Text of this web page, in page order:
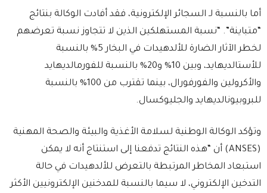
أما بالنسبة لـ السجائر الإلكترونية، فقد أفادت الوكالة بنتائج
“متباينة”. “نسبة المستهلكين الذين لا تتجاوز نسبة تعرضهم
لخطر الآثار الضارة للألدهيدات في البخار 5% بالنسبة
للأستالديهايد، وبين 10% و20% بالنسبة للفورمالديهايد
والأكرولين والفورفورال، بينما تقترب من 100% بالنسبة
للبروبيونالديهايد والجليوكسال.
وتؤكد الوكالة الوطنية لسلامة الأغذية والبيئة والصحة المهنية
(ANSES) أن “هذه النتائج تدفعنا إلى استنتاج أنه لا يمكن
استبعاد المخاطر المرتبطة بالتعرض للألدهيدات في حالة
التدخين الإلكتروني، لا سيما بالنسبة للمدخنين الإلكترونيين الأكثر